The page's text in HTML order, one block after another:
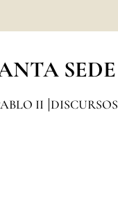
SEDE
II DISCURSOS